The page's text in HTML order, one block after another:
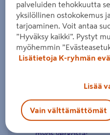
Pitokykyinen
tapettien alle.
Lue koko tuotekuvaus
Katso vastuullisuustiedot
palveluiden tehokkuutta
yksilöllinen ostokokemus
tarjoaminen. Voit antaa
”Hyväksy kaikki”. Pystyt
myöhemmin
Lisätietoja K-ryhmän
Lisää
Vain välttämättömät